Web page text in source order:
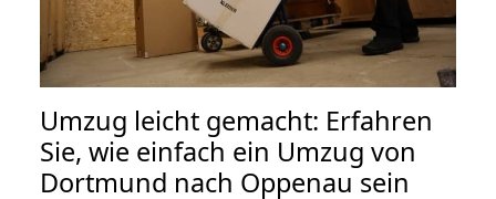
Umzug leicht gemacht: Erfahren
Sie, wie einfach ein Umzug von
Dortmund nach Oppenau sein